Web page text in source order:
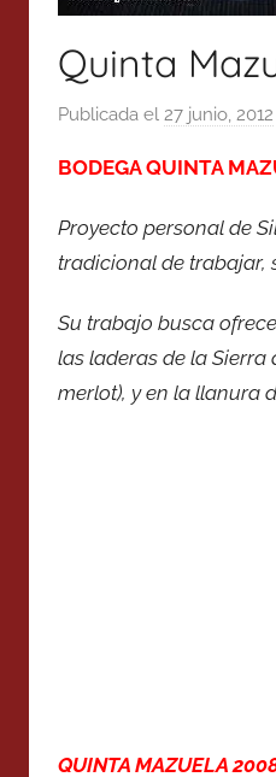
Quinta
Publicada el 27 junio, 2012
BODEGA QUINTA
Proyecto personal de
tradicional de trabajar,
Su trabajo busca
las laderas de la Sierra
merlot), y en la llanura
QUINTA MAZUELA